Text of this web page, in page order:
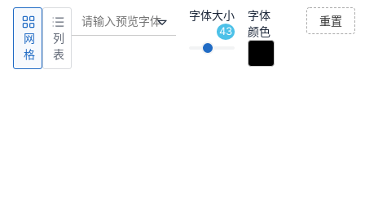
网
格
列
表
字体大小
43
字体
颜色
重置